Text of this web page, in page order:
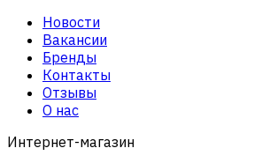
Новости
Вакансии
Бренды
Контакты
Отзывы
О нас
Интернет-магазин